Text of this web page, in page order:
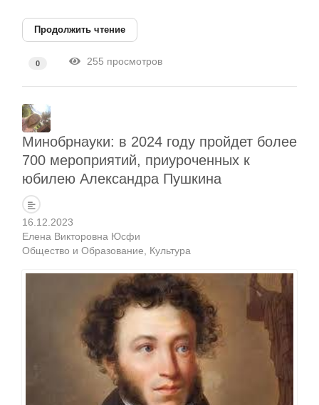
Продолжить чтение
0 255 просмотров
Минобрнауки: в 2024 году пройдет более
700 мероприятий, приуроченных к
юбилею Александра Пушкина
16.12.2023
Елена Викторовна Юсфи
Общество и Образование
Культура